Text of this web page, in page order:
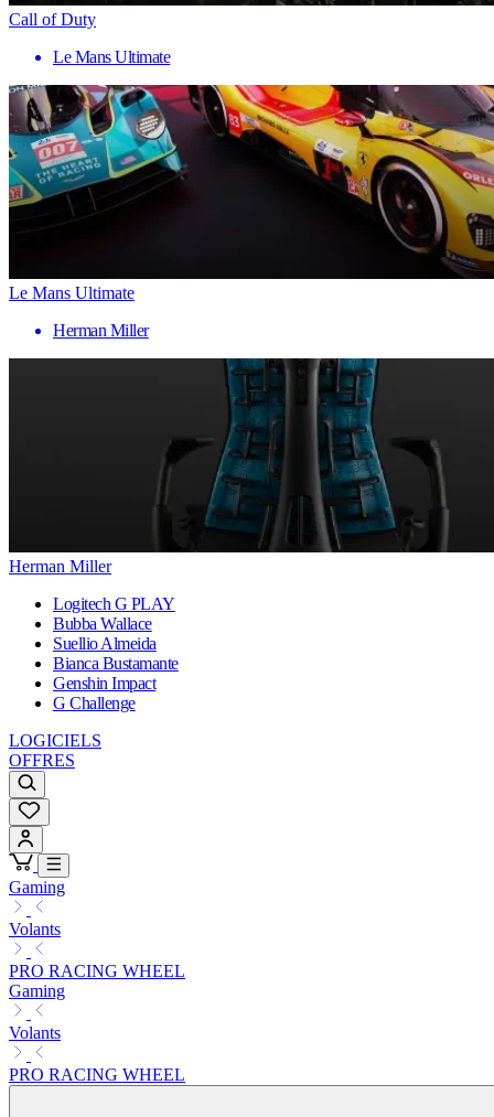
Call of Duty
Le Mans Ultimate
Le Mans Ultimate
Herman Miller
Herman Miller
Logitech G PLAY
Bubba Wallace
Suellio Almeida
Bianca Bustamante
Genshin Impact
G Challenge
LOGICIELS
OFFRES
Gaming
Volants
PRO RACING WHEEL
Gaming
Volants
PRO RACING WHEEL